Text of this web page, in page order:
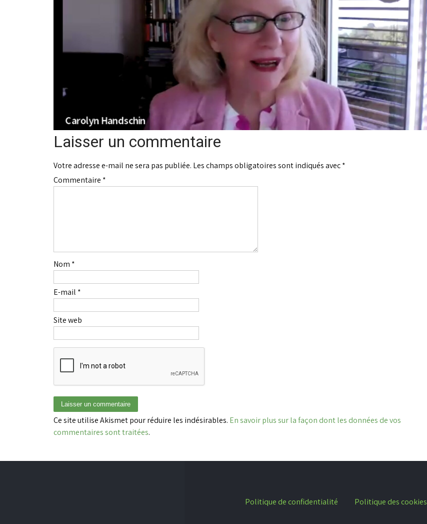
Laisser un commentaire
Votre adresse e-mail ne sera pas publiée. Les champs obligatoires sont indiqués avec*
Commentaire *
Nom *
E-mail *
Site web
Ce site utilise Akismet pour réduire les indésirables. En savoir plus sur la façon dont les données de vos
commentaires sont traitées.
Politique de confidentialité Politique des cookies